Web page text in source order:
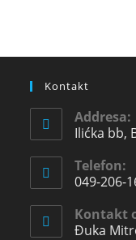
Kontakt
Addresa:
Ilićka bb,
Telefon:
049-206-
Kontakt
Đuka